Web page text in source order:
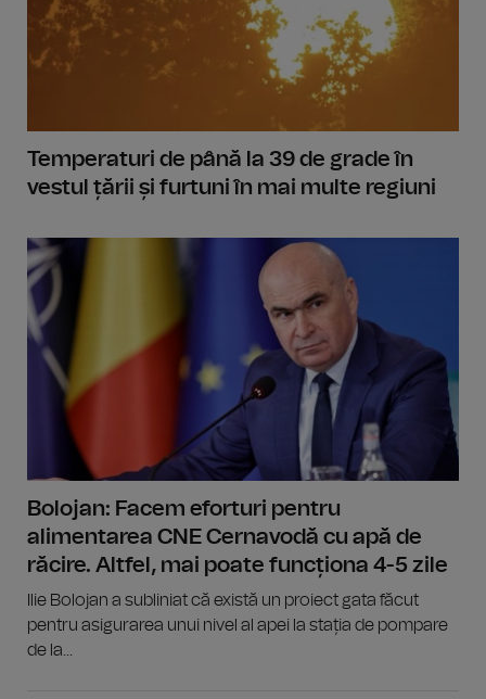
Temperaturi de până la 39 de grade în
vestul țării și furtuni în mai multe regiuni
Bolojan: Facem eforturi pentru
alimentarea CNE Cernavodă cu apă de
răcire. Altfel, mai poate funcționa 4-5 zile
Ilie Bolojan a subliniat că există un proiect gata făcut
pentru asigurarea unui nivel al apei la stația de pompare
de la...